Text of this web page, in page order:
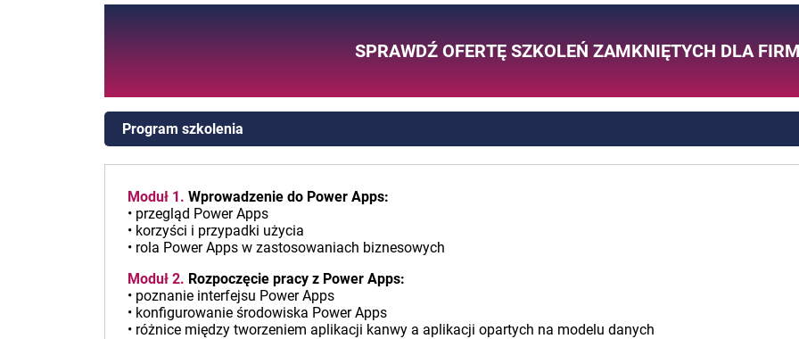
SPRAWDŹ OFERTĘ SZKOLEŃ ZAMKNIĘTYCH DLA
Program szkolenia
Moduł 1. Wprowadzenie do Power Apps:
• przegląd Power Apps
• korzyści i przypadki użycia
• rola Power Apps w zastosowaniach biznesowych
Moduł 2. Rozpoczęcie pracy z Power Apps:
• poznanie interfejsu Power Apps
• konfigurowanie środowiska Power Apps
• różnice między tworzeniem aplikacji kanwy a aplikacji opartych na modelu danych